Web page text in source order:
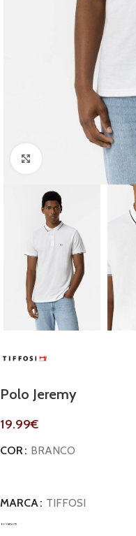
Clique para ampliar
Polo Jeremy
19.99€
COR BRANCO
MARCA TIFFOSI